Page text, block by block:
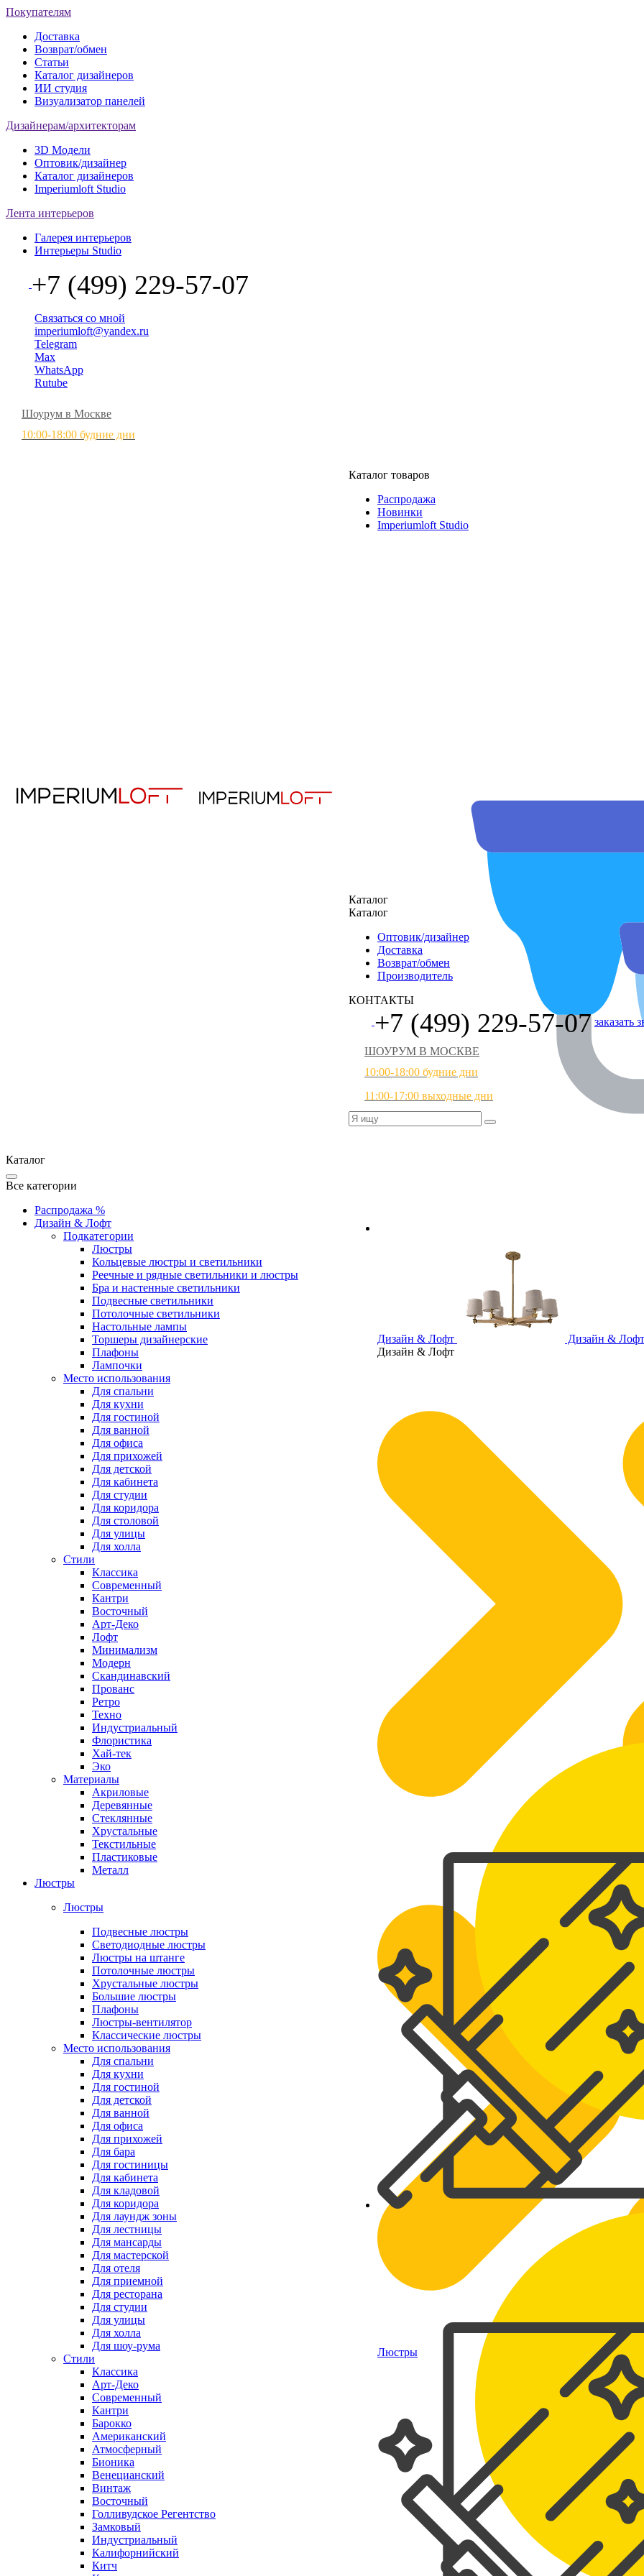
Покупателям
Доставка
Возврат/обмен
Статьи
Каталог дизайнеров
ИИ студия
Визуализатор панелей
Дизайнерам/архитекторам
3D Модели
Оптовик/дизайнер
Каталог дизайнеров
Imperiumloft Studio
Лента интерьеров
Галерея интерьеров
Интерьеры Studio
+7 (499) 229-57-07
Связаться со мной
imperiumloft@yandex.ru
Telegram
Max
WhatsApp
Rutube
Шоурум в Москве
10:00-18:00 будние дни
Каталог товаров
Распродажа
Новинки
Imperiumloft Studio
Дизайн & Лофт
Дизайн & Лофт
Дизайн & Лофт
Люстры
Каталог
Каталог
Оптовик/дизайнер
Доставка
Возврат/обмен
Производитель
КОНТАКТЫ
+7 (499) 229-57-07 заказать
ШОУРУМ В МОСКВЕ
10:00-18:00 будние дни
11:00-17:00 выходные дни
Каталог
Все категории
Распродажа %
Дизайн & Лофт
Подкатегории
Люстры
Кольцевые люстры и светильники
Реечные и рядные светильники и люстры
Бра и настенные светильники
Подвесные светильники
Потолочные светильники
Настольные лампы
Торшеры дизайнерские
Плафоны
Лампочки
Место использования
Для спальни
Для кухни
Для гостиной
Для ванной
Для офиса
Для прихожей
Для детской
Для кабинета
Для студии
Для коридора
Для столовой
Для улицы
Для холла
Стили
Классика
Современный
Кантри
Восточный
Арт-Деко
Лофт
Минимализм
Модерн
Скандинавский
Прованс
Ретро
Техно
Индустриальный
Флористика
Хай-тек
Эко
Материалы
Акриловые
Деревянные
Стеклянные
Хрустальные
Текстильные
Пластиковые
Металл
Люстры
Люстры
Подвесные люстры
Светодиодные люстры
Люстры на штанге
Потолочные люстры
Хрустальные люстры
Большие люстры
Плафоны
Люстры-вентилятор
Классические люстры
Место использования
Для спальни
Для кухни
Для гостиной
Для детской
Для ванной
Для офиса
Для прихожей
Для бара
Для гостиницы
Для кабинета
Для кладовой
Для коридора
Для лаундж зоны
Для лестницы
Для мансарды
Для мастерской
Для отеля
Для приемной
Для ресторана
Для студии
Для улицы
Для холла
Для шоу-рума
Стили
Классика
Арт-Деко
Современный
Кантри
Барокко
Американский
Атмосферный
Бионика
Венецианский
Винтаж
Восточный
Голливудское Регентство
Замковый
Индустриальный
Калифорнийский
Китч